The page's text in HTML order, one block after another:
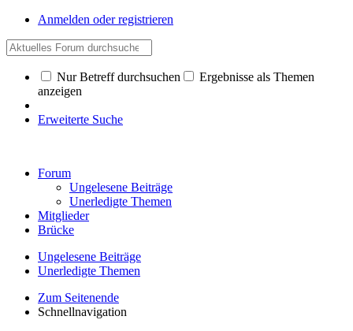
Anmelden oder registrieren
Nur Betreff durchsuchen
Ergebnisse als Themen
anzeigen
Erweiterte Suche
Forum
Ungelesene Beiträge
Unerledigte Themen
Mitglieder
Brücke
Ungelesene Beiträge
Unerledigte Themen
Zum Seitenende
Schnellnavigation